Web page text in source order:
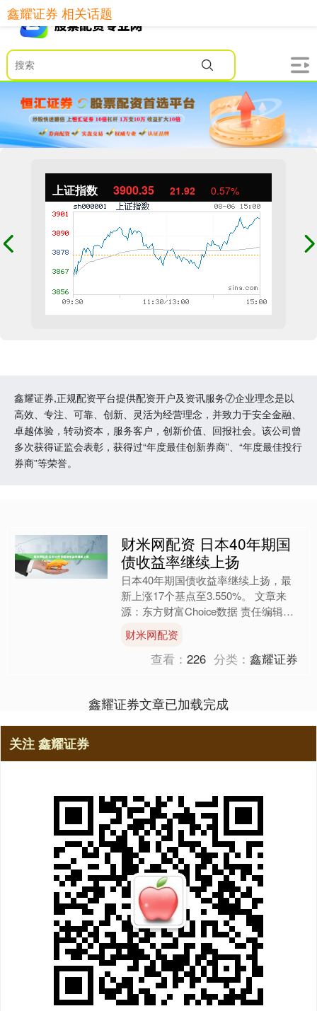
上证指数 3900.35 21.92 0.57%
鑫耀证券,正规配资平台提供配资开户及资讯服务⑦企业理念是以
高效、专注、可靠、创新、灵活为经营理念，并致力于安全金融、
卓越体验，转动资本，服务客户，创新价值、回报社会。该公司曾
多次获得证监会表彰，获得过“年度最佳创新券商”、“年度最佳投行
券商”等荣誉。
鑫耀证券 相关话题
财米网配资 日本40年期国
债收益率继续上扬
日本40年期国债收益率继续上扬，最
新上涨17个基点至3.550%。 文章来
源：东方财富Choice数据 责任编辑：
124 郑重声明：东方财富发布此内容旨
在传播更....
财米网配资
查看：226 分类：鑫耀证券
鑫耀证券文章已加载完成
关注 鑫耀证券